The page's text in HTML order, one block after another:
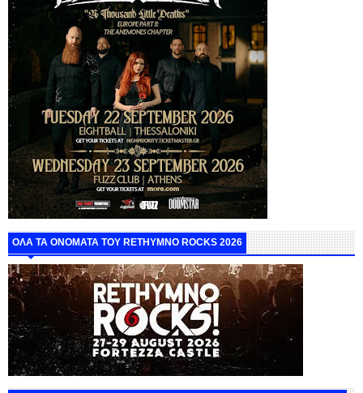
ΟΛΑ ΤΑ ΟΝΟΜΑΤΑ ΤΟΥ RETHYMNO ROCKS 2026